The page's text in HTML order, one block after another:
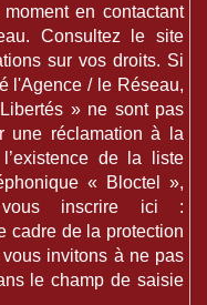
en contactant
Consultez le site
sur vos droits. Si
l'Agence / le Réseau,
» ne sont pas
une réclamation à la
de la liste
« Bloctel »,
inscrire ici :
cadre de la protection
invitons à ne pas
le champ de saisie